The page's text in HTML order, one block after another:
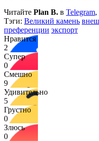
Читайте Plan B. в Telegram,
Тэги: Великий камень
преференции экспорт
Нравится
2
Супер
0
Смешно
9
Удивительно
5
Грустно
0
Злюсь
0